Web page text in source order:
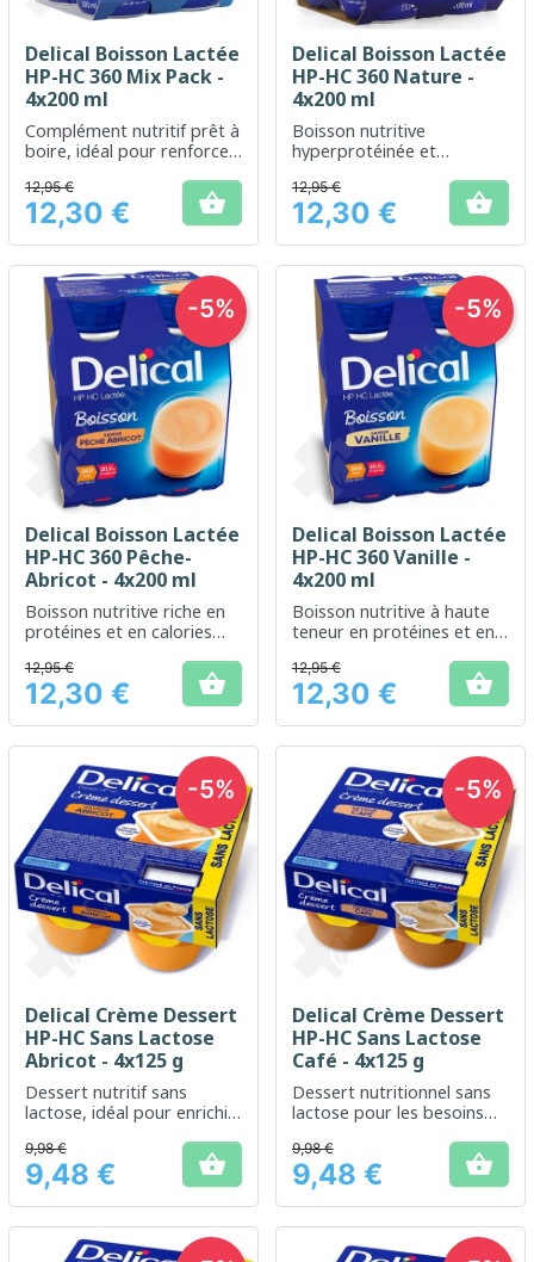
Delical Boisson Lactée
HP-HC 360 Mix Pack -
4x200 ml
Complément nutritif prêt à
boire, idéal pour renforcer
quotidien.
Prix
12,95 €
12,30 € 
Delical Boisson Lactée
HP-HC 360 Nature -
4x200 ml
Boisson nutritive
hyperprotéinée et
apport énergétique
optimal
Prix
12,95 €
12,30 € 
Delical Boisson Lactée
HP-HC 360 Pêche-
Abricot - 4x200 ml
Boisson nutritive riche en
protéines et en calories
médicale complète
Prix
12,95 €
12,30 € 
-5%
Delical Boisson Lactée
HP-HC 360 Vanille -
4x200 ml
Boisson nutritive à haute
teneur en protéines et en
vanille
Prix
12,95 €
12,30 € 
-5%
Delical Crème Dessert
HP-HC Sans Lactose
Abricot - 4x125 g
Dessert nutritif sans
lactose, idéal pour enrichir
et calories
Prix
9,98 €
9,48 € 
-5%
Delical Crème Dessert
HP-HC Sans Lactose
Café - 4x125 g
Dessert nutritionnel sans
lactose pour les besoins
protéines
Prix
9,98 €
9,48 € 
-5%